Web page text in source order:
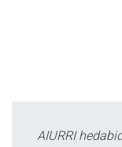
AIURRI